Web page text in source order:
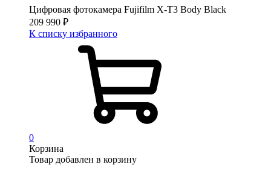
Цифровая фотокамера Fujifilm X-T3 Body Black
209 990 ₽
К списку избранного
0
Корзина
Товар добавлен в корзину